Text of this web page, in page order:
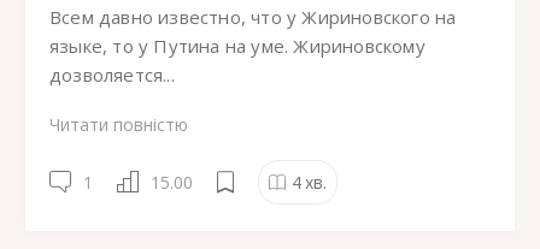
Всем давно известно, что у Жириновского на
языке, то у Путина на уме. Жириновскому
дозволяется...
Читати повністю
1 15.00 4хв.